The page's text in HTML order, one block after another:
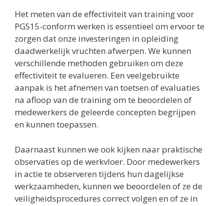
Het meten van de effectiviteit van training voor
PGS15-conform werken is essentieel om ervoor te
zorgen dat onze investeringen in opleiding
daadwerkelijk vruchten afwerpen. We kunnen
verschillende methoden gebruiken om deze
effectiviteit te evalueren. Een veelgebruikte
aanpak is het afnemen van toetsen of evaluaties
na afloop van de training om te beoordelen of
medewerkers de geleerde concepten begrijpen
en kunnen toepassen.
Daarnaast kunnen we ook kijken naar praktische
observaties op de werkvloer. Door medewerkers
in actie te observeren tijdens hun dagelijkse
werkzaamheden, kunnen we beoordelen of ze de
veiligheidsprocedures correct volgen en of ze in